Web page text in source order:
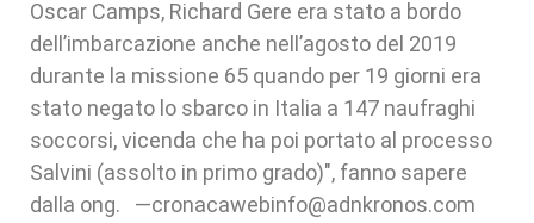
Oscar Camps, Richard Gere era stato a bordo
dell’imbarcazione anche nell’agosto del 2019
durante la missione 65 quando per 19 giorni era
stato negato lo sbarco in Italia a 147 naufraghi
soccorsi, vicenda che ha poi portato al processo
Salvini (assolto in primo grado)", fanno sapere
dalla ong. —cronacawebinfo@adnkronos.com